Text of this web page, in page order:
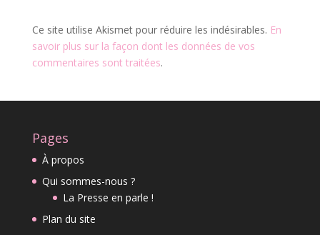
Ce site utilise Akismet pour réduire les indésirables. En
savoir plus sur la façon dont les données de vos
commentaires sont traitées.
Pages
À propos
Qui sommes-nous ?
La Presse en parle !
Plan du site